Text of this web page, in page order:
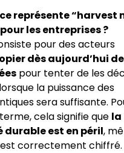
représente “harvest
les entreprises ?
pour des acteurs
dès aujourd’hui
pour tenter de les
la puissance des
sera suffisante.
cela signifie que la
est en péril,
est correctement chiffré.